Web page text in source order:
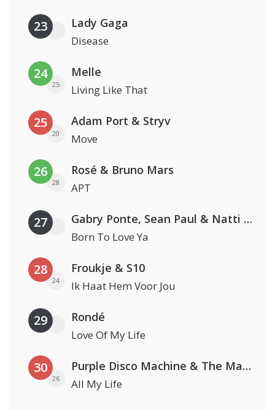
23 Lady Gaga
Disease
24
25
Melle
Living Like That
25
20
Adam Port & Stryv
Move
26
28
Rosé & Bruno Mars
APT
27 Gabry Ponte, Sean Paul & Natti Natasha
Born To Love Ya
28
24
Froukje & S10
Ik Haat Hem Voor Jou
29 Rondé
Love Of My Life
30
26
Purple Disco Machine & The Magician
All My Life